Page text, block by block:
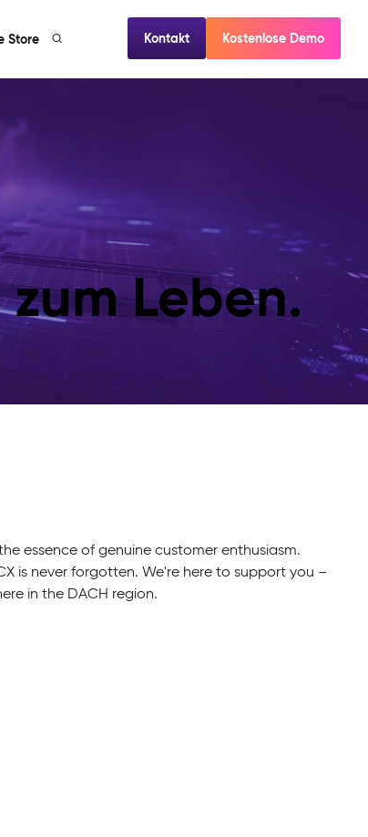
Store Kontakt Kostenlose Demo
Leben.
essence of genuine customer enthusiasm.
is never forgotten. We're here to support you –
in the DACH region.